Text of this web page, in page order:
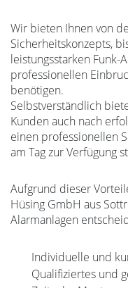
Wir bieten Ihnen von
Sicherheitskonzepts,
leistungsstarken Funk-
professionellen
benötigen.
Selbstverständlich
Kunden auch nach
einen professionellen
am Tag zur Verfügung
Aufgrund dieser
Hüsing GmbH aus
Alarmanlagen
Individuelle und
Qualifiziertes und